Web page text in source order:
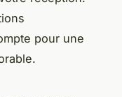
pour une